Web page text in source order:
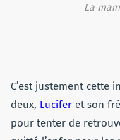
La
C’est justement cette
deux, Lucifer et son
pour tenter de